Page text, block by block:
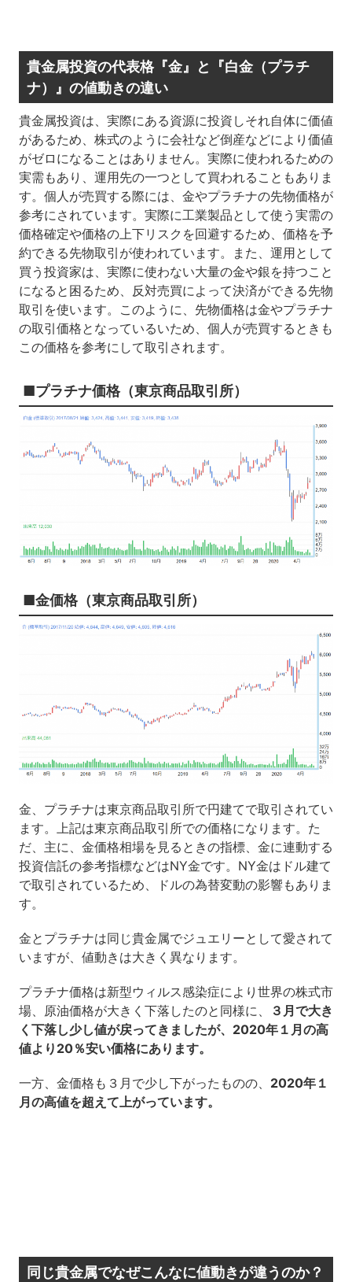
貴金属投資の代表格『金』と『白金（プラチ
ナ）』の値動きの違い
貴金属投資は、実際にある資源に投資しそれ自体に価値
があるため、株式のように会社など倒産などにより価値
がゼロになることはありません。実際に使われるための
実需もあり、運用先の一つとして買われることもありま
す。個人が売買する際には、金やプラチナの先物価格が
参考にされています。実際に工業製品として使う実需の
価格確定や価格の上下リスクを回避するため、価格を予
約できる先物取引が使われています。また、運用として
買う投資家は、実際に使わない大量の金や銀を持つこと
になると困るため、反対売買によって決済ができる先物
取引を使います。このように、先物価格は金やプラチナ
の取引価格となっているいため、個人が売買するときも
この価格を参考にして取引されます。
■プラチナ価格（東京商品取引所）
■金価格（東京商品取引所）
金、プラチナは東京商品取引所で円建てで取引されてい
ます。上記は東京商品取引所での価格になります。た
だ、主に、金価格相場を見るときの指標、金に連動する
投資信託の参考指標などはNY金です。NY金はドル建て
で取引されているため、ドルの為替変動の影響もありま
す。
金とプラチナは同じ貴金属でジュエリーとして愛されて
いますが、値動きは大きく異なります。
プラチナ価格は新型ウィルス感染症により世界の株式市
場、原油価格が大きく下落したのと同様に、
３月で大き
く下落し少し値が戻ってきましたが、2020年１月の高
値より20％安い価格にあります。
一方、金価格も３月で少し下がったものの、 2020年１
月の高値を超えて上がっています。
同じ貴金属でなぜこんなに値動きが違うのか？